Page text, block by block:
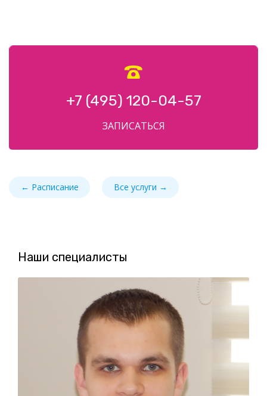

+7 (495) 120-04-57
ЗАПИСАТЬСЯ
← Расписание Все услуги →
Наши специалисты